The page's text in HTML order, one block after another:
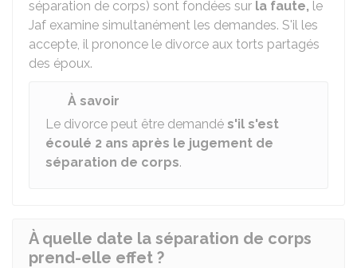
séparation de corps) sont fondées sur la faute, le
Jaf examine simultanément les demandes. S'il les
accepte, il prononce le divorce aux torts partagés
des époux.
À savoir
Le divorce peut être demandé s'il s'est
écoulé 2 ans après le jugement de
séparation de corps.
À quelle date la séparation de corps
prend-elle effet ?